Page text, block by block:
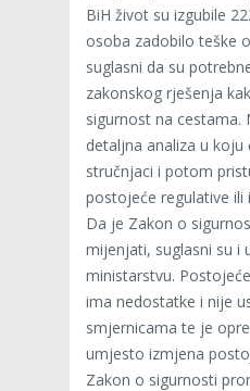
BiH život su izgubile
osoba zadobilo teške
suglasni da su
zakonskog rješenja
sigurnost na cestama.
detaljna analiza u koju
stručnjaci i potom
postojeće regulative ili
Da je Zakon o
mijenjati, suglasni su i
ministarstvu.
ima nedostatke i nije
smjernicama te je
umjesto izmjena
Zakon o sigurnosti